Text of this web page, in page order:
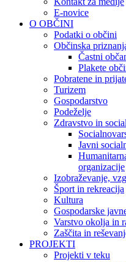
E-novice
O OBČINI
Podatki o občini
Občinska
Častni
Plakete
Pobratene in
Turizem
Gospodarstvo
Podeželje
Zdravstvo in
Javni
organizacije
Izobraževanje,
Šport in rekreacija
Kultura
Gospodarske
Varstvo okolja in
Zaščita in
PROJEKTI
Projekti v teku